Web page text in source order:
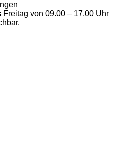
Freitag von 09.00 – 17.00 Uhr